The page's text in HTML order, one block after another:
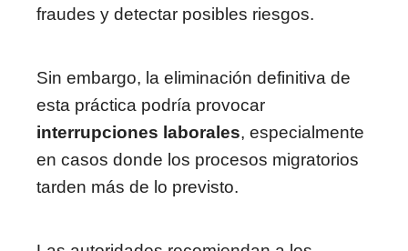
fraudes y detectar posibles riesgos.
Sin embargo, la eliminación definitiva de
esta práctica podría provocar
interrupciones laborales, especialmente
en casos donde los procesos migratorios
tarden más de lo previsto.